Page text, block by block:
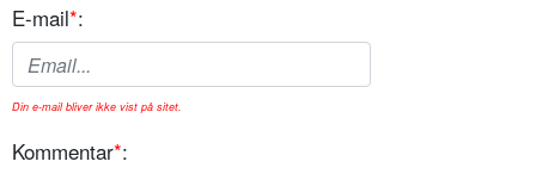
E-mail*:
Din e-mail bliver ikke vist på sitet.
Kommentar*: